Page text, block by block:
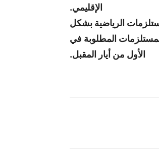
الإقليمي.
الرياضية بشكل
المطلوبة في
الأول من أيار المقبل.